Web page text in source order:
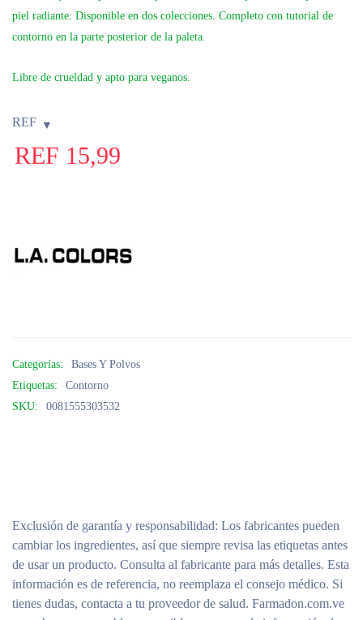
piel radiante. Disponible en dos colecciones. Completo con tutorial de
contorno en la parte posterior de la paleta.
Libre de crueldad y apto para veganos.
REF
REF 15,99
Categorías:
Bases Y Polvos
Etiquetas:
Contorno
SKU:
0081555303532
Exclusión de garantía y responsabilidad: Los fabricantes pueden
cambiar los ingredientes, así que siempre revisa las etiquetas antes
de usar un producto. Consulta al fabricante para más detalles. Esta
información es de referencia, no reemplaza el consejo médico. Si
tienes dudas, contacta a tu proveedor de salud. Farmadon.com.ve